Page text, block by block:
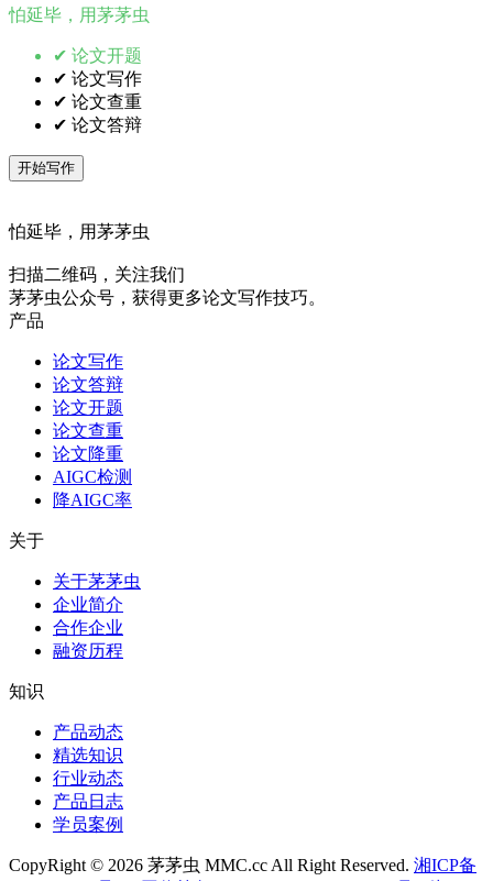
怕延毕，用茅茅虫
✔ 论文开题
✔ 论文写作
✔ 论文查重
✔ 论文答辩
开始写作
怕延毕，用茅茅虫
扫描二维码，关注我们
茅茅虫公众号，获得更多论文写作技巧。
产品
论文写作
论文答辩
论文开题
论文查重
论文降重
AIGC检测
降AIGC率
关于
关于茅茅虫
企业简介
合作企业
融资历程
知识
产品动态
精选知识
行业动态
产品日志
学员案例
CopyRight © 2026 茅茅虫 MMC.cc All Right Reserved. 湘ICP备